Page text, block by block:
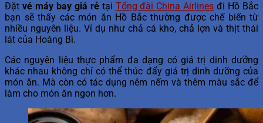
Đặt vé máy bay giá rẻtại Tổng đài China Airlines đi Hồ Bắc
bạn sẽ thấy các món ăn Hồ Bắc thường được chế biến từ
nhiều nguyên liệu. Ví dụ như chả cá kho, chả lợn và thịt thái
lát của Hoàng Bì.
Các nguyên liệu thực phẩm đa dạng có giá trị dinh dưỡng
khác nhau không chỉ có thể thúc đẩy giá trị dinh dưỡng của
món ăn. Mà còn có tác dụng nêm nếm và thêm màu sắc để
làm cho món ăn ngon hơn.